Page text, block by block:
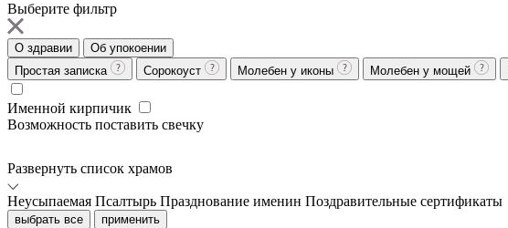
Выберите фильтр
О здравии
Об упокоении
Простая записка
Сорокоуст Молебен у иконы Молебен у мощей
Именной кирпичик
Возможность поставить свечку
Развернуть список храмов
Неусыпаемая Псалтырь Празднование именин Поздравительные сертификаты
выбрать все применить